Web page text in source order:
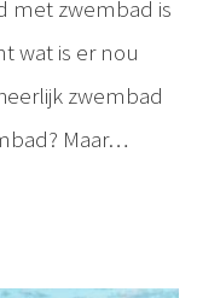
met zwembad is
wat is er nou
zwembad
Maar…